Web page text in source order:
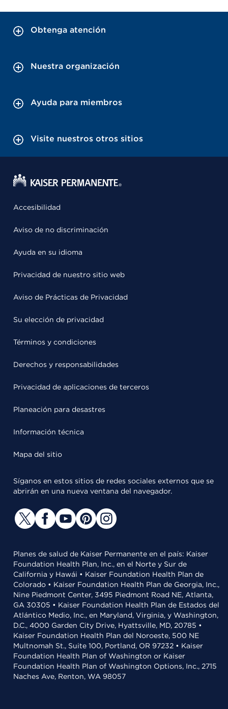
Obtenga atención
Nuestra organización
Ayuda para miembros
Visite nuestros otros sitios
Accesibilidad
Aviso de no discriminación
Ayuda en su idioma
Privacidad de nuestro sitio web
Aviso de Prácticas de Privacidad
Su elección de privacidad
Términos y condiciones
Derechos y responsabilidades
Privacidad de aplicaciones de terceros
Planeación para desastres
Información técnica
Mapa del sitio
Síganos en estos sitios de redes sociales externos que se
abrirán en una nueva ventana del navegador.
Planes de salud de Kaiser Permanente en el país: Kaiser
Foundation Health Plan, Inc., en el Norte y Sur de
California y Hawái • Kaiser Foundation Health Plan de
Colorado • Kaiser Foundation Health Plan de Georgia, Inc.,
Nine Piedmont Center, 3495 Piedmont Road NE, Atlanta,
GA 30305 • Kaiser Foundation Health Plan de Estados del
Atlántico Medio, Inc., en Maryland, Virginia, y Washington,
D.C., 4000 Garden City Drive, Hyattsville, MD, 20785 •
Kaiser Foundation Health Plan del Noroeste, 500 NE
Multnomah St., Suite 100, Portland, OR 97232 • Kaiser
Foundation Health Plan of Washington or Kaiser
Foundation Health Plan of Washington Options, Inc., 2715
Naches Ave, Renton, WA 98057